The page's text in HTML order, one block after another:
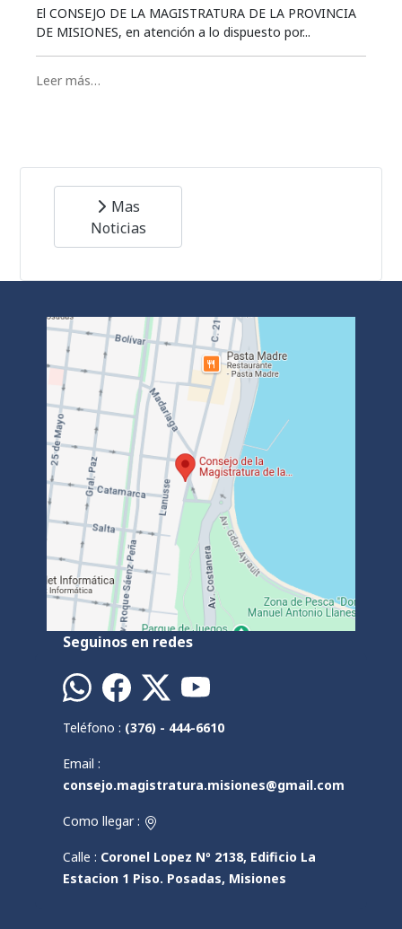
El CONSEJO DE LA MAGISTRATURA DE LA PROVINCIA
DE MISIONES, en atención a lo dispuesto por...
Leer más…
Mas
Noticias
Seguinos en redes
Teléfono : (376) - 444-6610
Email :
consejo.magistratura.misiones@gmail.com
Como llegar :
Calle : Coronel Lopez Nº 2138, Edificio La
Estacion 1 Piso. Posadas, Misiones